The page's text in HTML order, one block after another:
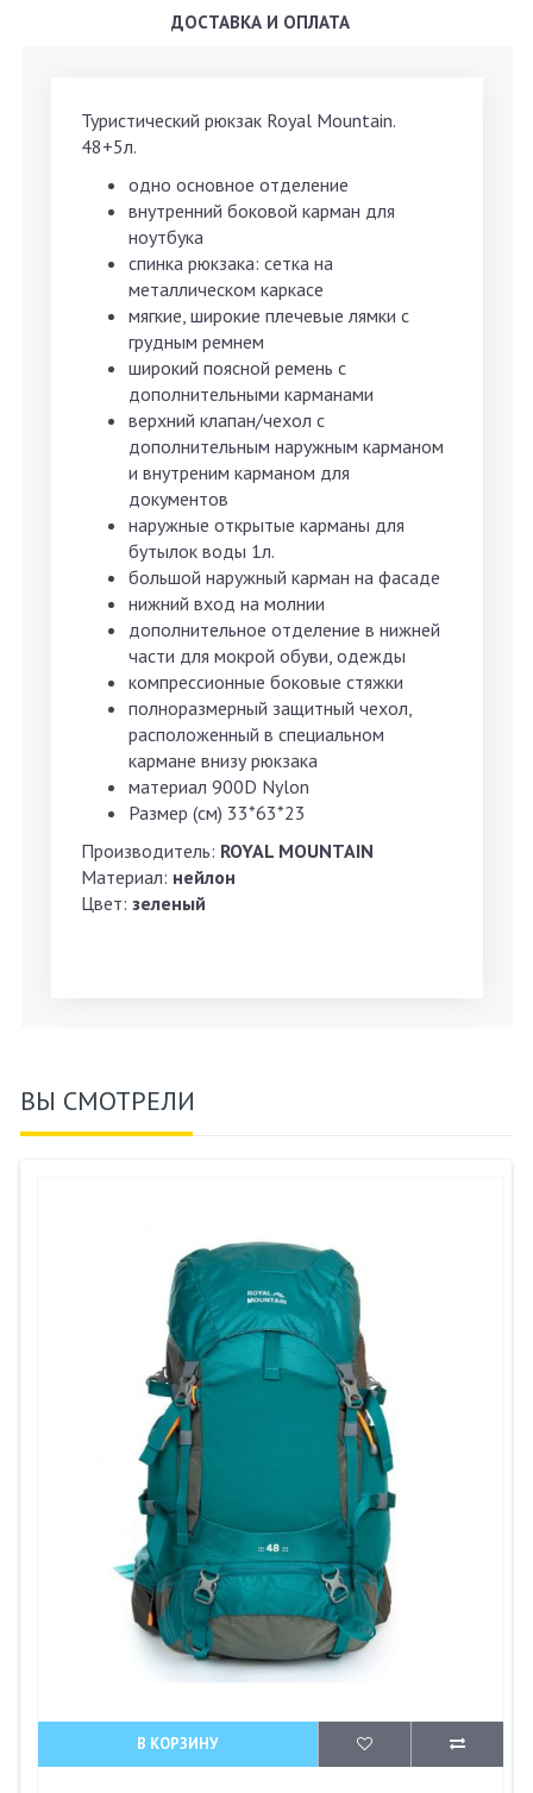
ДОСТАВКА И ОПЛАТА
Туристический рюкзак Royal Mountain.
48+5л.
одно основное отделение
внутренний боковой карман для
ноутбука
спинка рюкзака: сетка на
металлическом каркасе
мягкие, широкие плечевые лямки с
грудным ремнем
широкий поясной ремень с
дополнительными карманами
верхний клапан/чехол с
дополнительным наружным карманом
и внутреним карманом для
документов
наружные открытые карманы для
бутылок воды 1л.
большой наружный карман на фасаде
нижний вход на молнии
дополнительное отделение в нижней
части для мокрой обуви, одежды
компрессионные боковые стяжки
полноразмерный защитный чехол,
расположенный в специальном
кармане внизу рюкзака
материал 900D Nylon
Размер (см) 33*63*23
Производитель: ROYAL MOUNTAIN
Материал: нейлон
Цвет: зеленый
ВЫ СМОТРЕЛИ
В КОРЗИНУ